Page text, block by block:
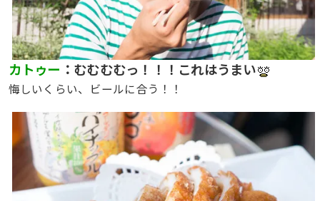
カトゥー ：むむむむっ！！！これはうまい
悔しいくらい、ビールに合う！！